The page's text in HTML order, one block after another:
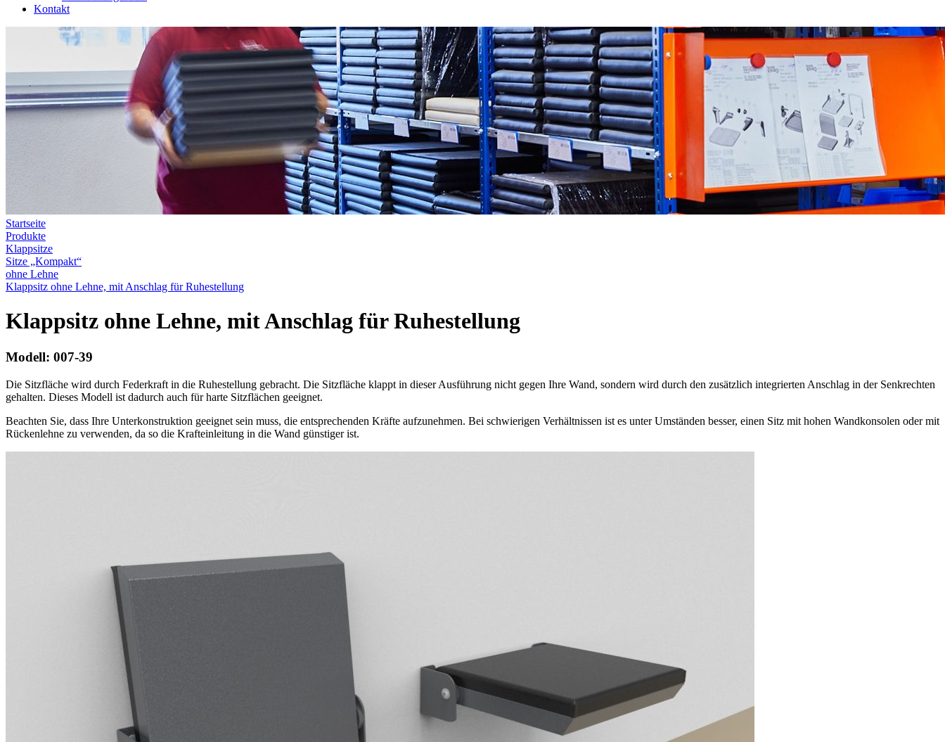
Kontakt
Startseite
Produkte
Klappsitze
Sitze „Kompakt“
ohne Lehne
Klappsitz ohne Lehne, mit Anschlag für Ruhestellung
Klappsitz ohne Lehne, mit Anschlag für Ruhestellung
Modell: 007-39
Die Sitzfläche wird durch Federkraft in die Ruhestellung gebracht. Die Sitzfläche klappt in dieser Ausführung nicht gegen Ihre Wand, sondern wird durch den zusätzlich integrierten Anschlag in der Senkrechten
gehalten. Dieses Modell ist dadurch auch für harte Sitzflächen geeignet.
Beachten Sie, dass Ihre Unterkonstruktion geeignet sein muss, die entsprechenden Kräfte aufzunehmen. Bei schwierigen Verhältnissen ist es unter Umständen besser, einen Sitz mit hohen Wandkonsolen oder mit
Rückenlehne zu verwenden, da so die Krafteinleitung in die Wand günstiger ist.